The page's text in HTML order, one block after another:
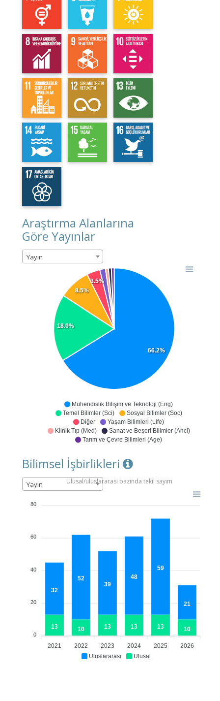
Araştırma Alanlarına
Göre Yayınlar
Yayın
Mühendislik Bilişim ve Teknoloji (Eng)
Temel Bilimler (Sci)
Sosyal Bilimler (Soc)
Diğer
Yaşam Bilimleri (Life)
Klinik Tıp (Med)
Sanat ve Beşeri Bilimler (Ahci)
Tarım ve Çevre Bilimleri (Age)
66.2%
18.0%
8.5%
3.5%
Bilimsel İşbirlikleri
Yayın Ulusal/uluslararası bazında tekil sayım
Uluslararası Ulusal
2021 2022 2023 2024 2025 2026
13 10 13 13 13 10
32
52
39
48
59
21
80
60
40
20
0